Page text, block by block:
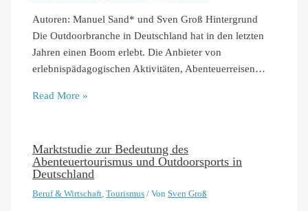
Autoren: Manuel Sand* und Sven Groß Hintergrund
Die Outdoorbranche in Deutschland hat in den letzten
Jahren einen Boom erlebt. Die Anbieter von
erlebnispädagogischen Aktivitäten, Abenteuerreisen…
Read More »
Marktstudie zur Bedeutung des
Abenteuertourismus und Outdoorsports in
Deutschland
Beruf & Wirtschaft ,Tourismus / VonSven Groß